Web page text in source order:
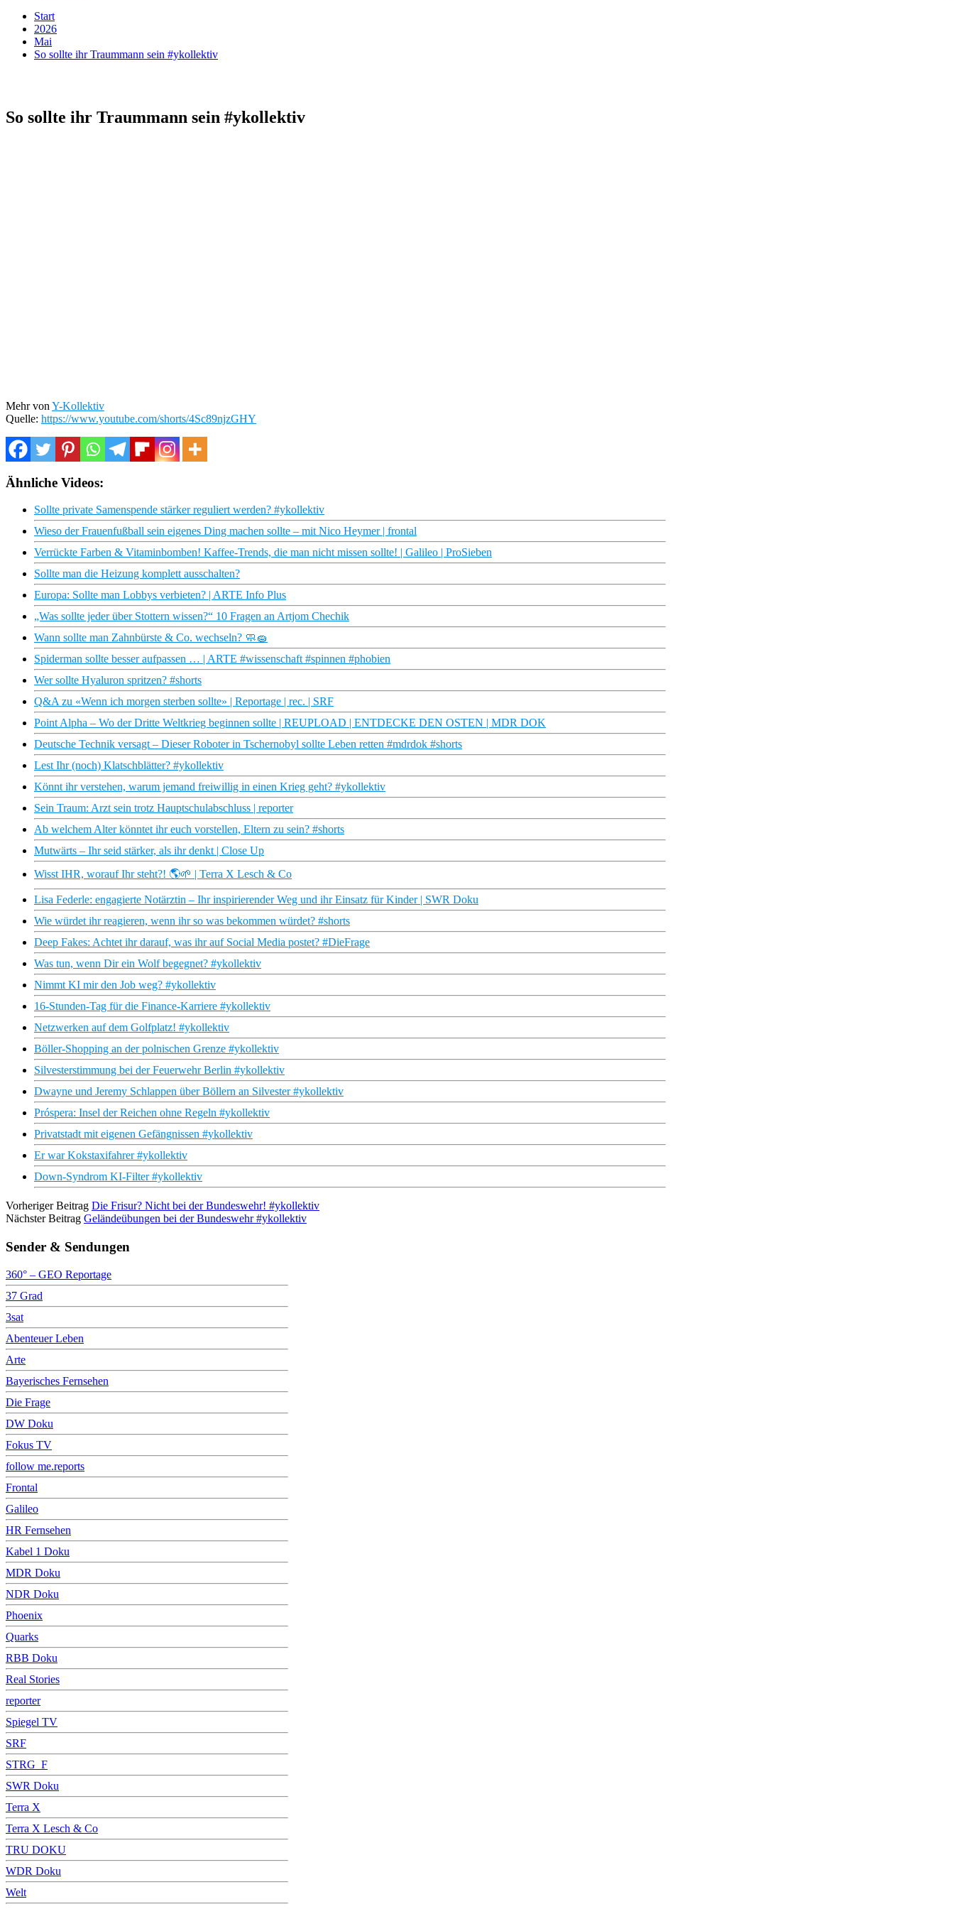
Start
2026
Mai
So sollte ihr Traummann sein #ykollektiv
So sollte ihr Traummann sein #ykollektiv
Mehr von Y-Kollektiv
Quelle: https://www.youtube.com/shorts/4Sc89njzGHY
Ähnliche Videos:
Sollte private Samenspende stärker reguliert werden? #ykollektiv
Wieso der Frauenfußball sein eigenes Ding machen sollte – mit Nico Heymer | frontal
Verrückte Farben & Vitaminbomben! Kaffee-Trends, die man nicht missen sollte! | Galileo | ProSieben
Sollte man die Heizung komplett ausschalten?
Europa: Sollte man Lobbys verbieten? | ARTE Info Plus
„Was sollte jeder über Stottern wissen?“ 10 Fragen an Artjom Chechik
Wann sollte man Zahnbürste & Co. wechseln? 🧼🧽
Spiderman sollte besser aufpassen … | ARTE #wissenschaft #spinnen #phobien
Wer sollte Hyaluron spritzen? #shorts
Q&A zu «Wenn ich morgen sterben sollte» | Reportage | rec. | SRF
Point Alpha – Wo der Dritte Weltkrieg beginnen sollte | REUPLOAD | ENTDECKE DEN OSTEN | MDR DOK
Deutsche Technik versagt – Dieser Roboter in Tschernobyl sollte Leben retten #mdrdok #shorts
Lest Ihr (noch) Klatschblätter? #ykollektiv
Könnt ihr verstehen, warum jemand freiwillig in einen Krieg geht? #ykollektiv
Sein Traum: Arzt sein trotz Hauptschulabschluss | reporter
Ab welchem Alter könntet ihr euch vorstellen, Eltern zu sein? #shorts
Mutwärts – Ihr seid stärker, als ihr denkt | Close Up
Wisst IHR, worauf Ihr steht?! 🌎🌱 | Terra X Lesch & Co
Lisa Federle: engagierte Notärztin – Ihr inspirierender Weg und ihr Einsatz für Kinder | SWR Doku
Wie würdet ihr reagieren, wenn ihr so was bekommen würdet? #shorts
Deep Fakes: Achtet ihr darauf, was ihr auf Social Media postet? #DieFrage
Was tun, wenn Dir ein Wolf begegnet? #ykollektiv
Nimmt KI mir den Job weg? #ykollektiv
16-Stunden-Tag für die Finance-Karriere #ykollektiv
Netzwerken auf dem Golfplatz! #ykollektiv
Böller-Shopping an der polnischen Grenze #ykollektiv
Silvesterstimmung bei der Feuerwehr Berlin #ykollektiv
Dwayne und Jeremy Schlappen über Böllern an Silvester #ykollektiv
Próspera: Insel der Reichen ohne Regeln #ykollektiv
Privatstadt mit eigenen Gefängnissen #ykollektiv
Er war Kokstaxifahrer #ykollektiv
Down-Syndrom KI-Filter #ykollektiv
Vorheriger Beitrag Die Frisur? Nicht bei der Bundeswehr! #ykollektiv
Nächster Beitrag Geländeübungen bei der Bundeswehr #ykollektiv
Sender & Sendungen
360° – GEO Reportage
37 Grad
3sat
Abenteuer Leben
Arte
Bayerisches Fernsehen
Die Frage
DW Doku
Fokus TV
follow me.reports
Frontal
Galileo
HR Fernsehen
Kabel 1 Doku
MDR Doku
NDR Doku
Phoenix
Quarks
RBB Doku
Real Stories
reporter
Spiegel TV
SRF
STRG_F
SWR Doku
Terra X
Terra X Lesch & Co
TRU DOKU
WDR Doku
Welt